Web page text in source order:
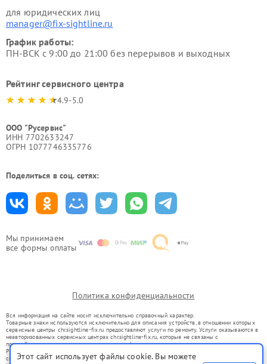
Мы принимаем
все формы оплаты
для юридических лиц
manager@fix-sightline.ru
График работы:
ПН-ВСК с 9:00 до 21:00 без перерывов и выходных
Рейтинг сервисного центра
4.9-5.0
ООО "Русервис"
ИНН 7702633247
ОГРН 1077746335776
Поделиться в соц. сетях:
Политика конфиденциальности
Вся информация на сайте носит исключительно справочный характер.
Товарные знаки используются исключительно для описания устройств, в отношении которых
сервисные центры chr.sightline-fix.ru предоставляют услуги по ремонту. Услуги оказываются в
неавторизованных сервисных центрах chr.sightline-fix.ru, которые не связаны с
правообладателями товарных знаков или их официальными представителями.
Ремонт осуществляется для устройств, уже введенных в гражданский оборот в соответствии
со статьей 1487 ГК РФ.
Этот сайт использует файлы cookie. Вы можете